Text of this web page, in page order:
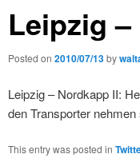
Leipzig
Posted on 2010/07/13by
Leipzig – Nordkapp II:
den Transporter nehmen
This entry was posted in